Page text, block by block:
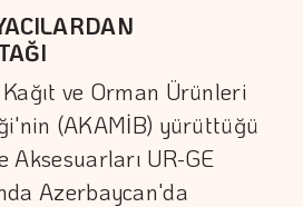
ve Orman Ürünleri
(AKAMİB) yürüttüğü
Aksesuarları UR-GE
Azerbaycan'da